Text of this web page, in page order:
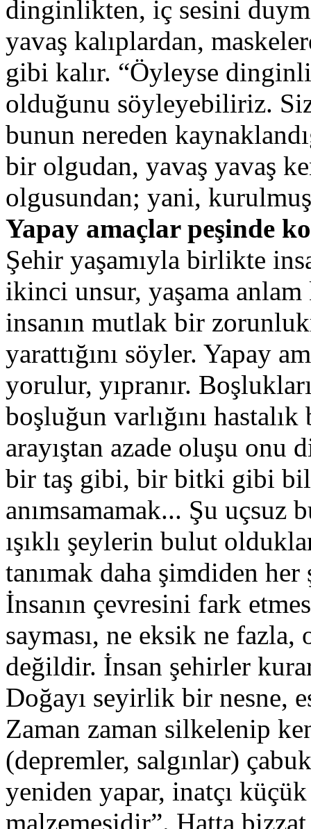
dinginlikten, iç sesini
yavaş kalıplardan,
gibi kalır. “Öyleyse
olduğunu söyleyebiliriz.
bunun nereden
bir olgudan, yavaş yavaş
olgusundan; yani,
Yapay amaçlar peşinde
Şehir yaşamıyla birlikte
ikinci unsur, yaşama anlam
insanın mutlak bir
yarattığını söyler. Yapay
yorulur, yıpranır.
boşluğun varlığını
arayıştan azade oluşu onu
bir taş gibi, bir bitki gibi
anımsamamak... Şu uçsuz
ışıklı şeylerin bulut
tanımak daha şimdiden
İnsanın çevresini fark
sayması, ne eksik ne
değildir. İnsan şehirler
Doğayı seyirlik bir nesne,
Zaman zaman silkelenip
(depremler, salgınlar)
yeniden yapar, inatçı
malzemesidir”. Hatta